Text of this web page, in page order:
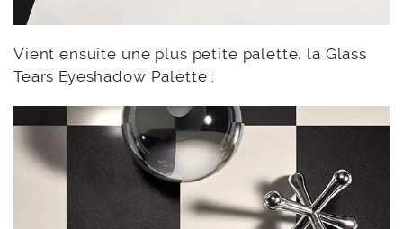
Vient ensuite une plus petite palette, la Glass
Tears Eyeshadow Palette :